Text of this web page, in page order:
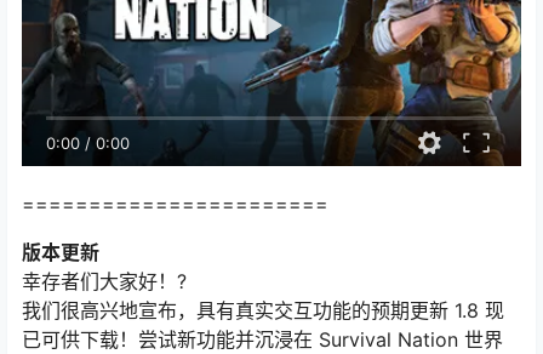
0:00 / 0:00
=======================
版本更新
幸存者们大家好！?
我们很高兴地宣布，具有真实交互功能的预期更新 1.8 现
已可供下载！尝试新功能并沉浸在 Survival Nation 世界